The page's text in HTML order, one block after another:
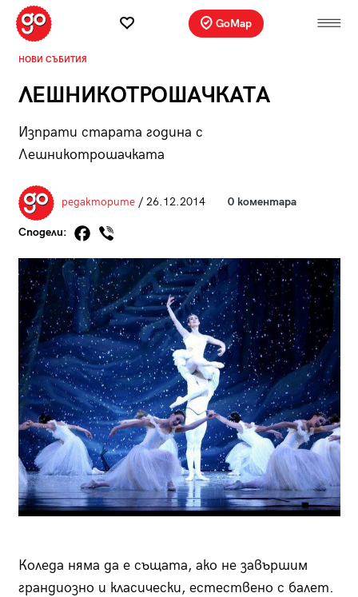
GoMap
НОВИ СЪБИТИЯ
ЛЕШНИКОТРОШАЧКАТА
Изпрати старата година с
Лешникотрошачката
редакторите/ 26.12.2014 0 коментара
Сподели:
Коледа няма да е същата, ако не завършим
грандиозно и класически, естествено с балет.